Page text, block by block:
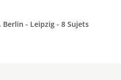
Berlin - Leipzig - 8 Sujets